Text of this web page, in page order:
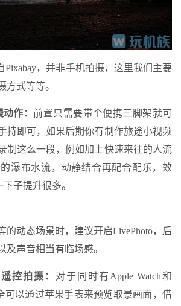
Pixabay，并非手机拍摄，这里我们主要
方式等等。
动作：前置只需要带个便携三脚架就可
持即可，如果后期你有制作旅途小视频
制这么一段，例如加上快速来往的人流
瀑布水流，动静结合再配合配乐，效
下子提升很多。
的动态场景时，建议开启LivePhoto，后
及声音相当有临场感。
控拍摄： 对于同时有Apple Watch和
可以通过苹果手表来预览取景画面，借